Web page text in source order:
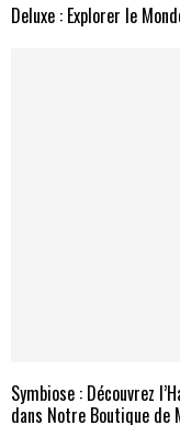
Deluxe : Explorer le
Symbiose : Découvrez
dans Notre Boutique de